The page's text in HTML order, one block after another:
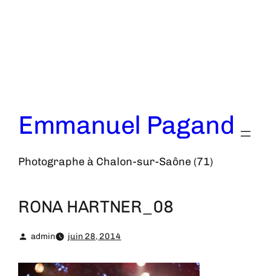
Emmanuel Pagand
Photographe à Chalon-sur-Saône (71)
RONA HARTNER_08
admin juin 28, 2014